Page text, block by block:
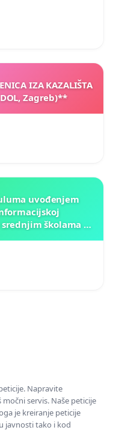
IZA KAZALIŠTA
DOL, Zagreb)**
uvođenjem
školama u
Napravite
servis. Naše peticije
je kreiranje peticije
javnosti tako i kod